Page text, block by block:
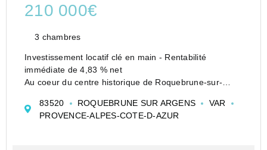
210 000€
3 chambres
Investissement locatif clé en main - Rentabilité
immédiate de 4,83 % net
Au coeur du centre historique de Roquebrune-sur-
habitables) constitue une opportunité idéale pour un
investisseur souhaitant sécuri...
83520 ROQUEBRUNE SUR ARGENS
VAR
PROVENCE-ALPES-COTE-D-AZUR